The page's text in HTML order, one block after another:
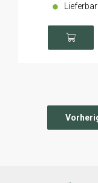
Lieferbar